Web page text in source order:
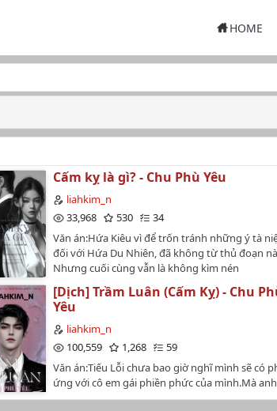
HOME
Cấm kỵ là gì? - Chu Phù Yêu
liahkim_n
33,968
530
34
Văn án:Hứa Kiêu vì để trốn tránh những ý tà
đối với Hứa Du Nhiên, đã không từ thủ đoạn
Nhưng cuối cùng vẫn là không kìm nén
--------------------------------Tên gốc: 禁忌為何物Tác
Chu Phù YêuDịch: Ngọc Thảo (liahkim_n)Số
chương:Thể loại: Ngôn tình, Hiện đại, Cận thuỷ
đài, HE, H văn, 1v1, Ngọt sủng, Hiện đại, Nguỵ
chưa có sự đồng ý của tác giả, bản dịch này chỉ
ĐĂNG DUY NHẤT TẠI WATTPAD
REUP, CHUYỂN VER, HAY CÓ BẤT KỲ HÀNH
[Dịch] Trầm Luân (Cấm Kỵ) - Chu
Yêu
liahkim_n
100,559
1,268
59
Văn án:Tiếu Lỗi chưa bao giờ nghĩ mình sẽ có
ứng với cô em gái phiền phức của mình.Mà anh
cũng không có ý định sẽ để cô đi.Lưu ý: Nam